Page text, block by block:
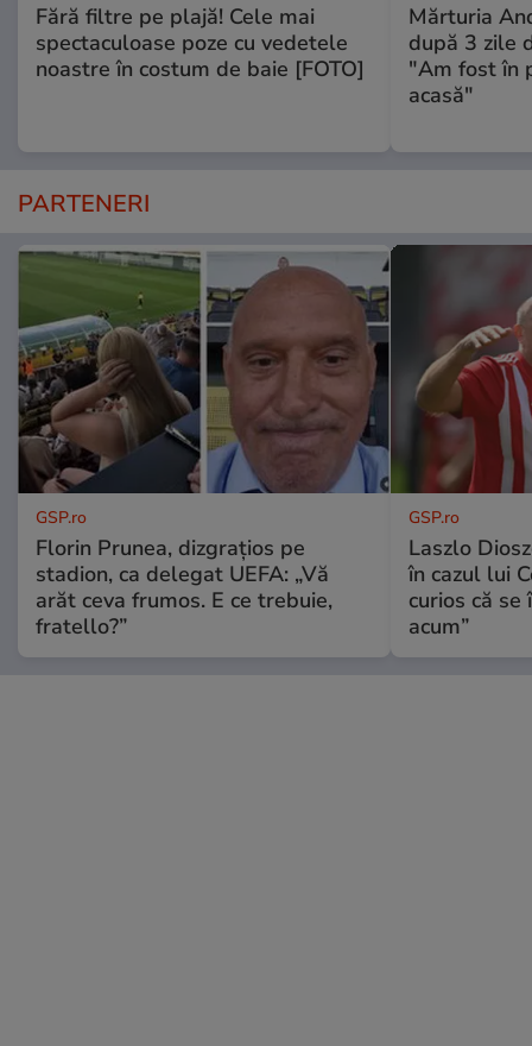
Fără filtre pe plajă! Cele mai
spectaculoase poze cu vedetele
noastre în costum de baie [FOTO]
Mărturia
după 3 zile
"Am fost în
acasă"
PARTENERI
GSP.ro
Florin Prunea, dizgrațios pe
stadion, ca delegat UEFA: „Vă
arăt ceva frumos. E ce trebuie,
fratello?”
GSP.ro
Laszlo
în cazul lui
curios că
acum”